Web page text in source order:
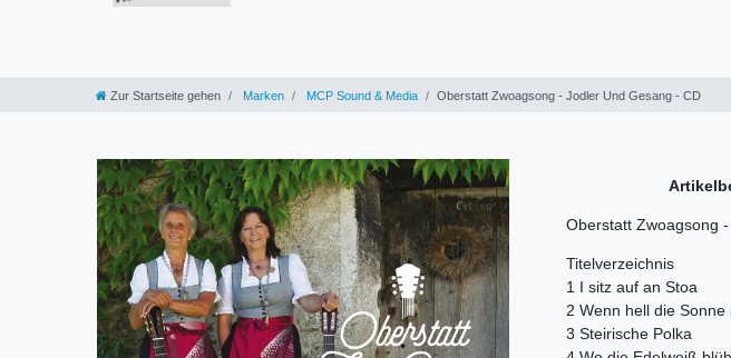
Zur Startseite gehen Marken MCP Sound & Media Oberstatt Zwoagsong - Jodler Und Gesang - CD
Oberstatt Zwoagsong
Titelverzeichnis
1 I sitz auf an Stoa
2 Wenn hell die Sonne
3 Steirische Polka